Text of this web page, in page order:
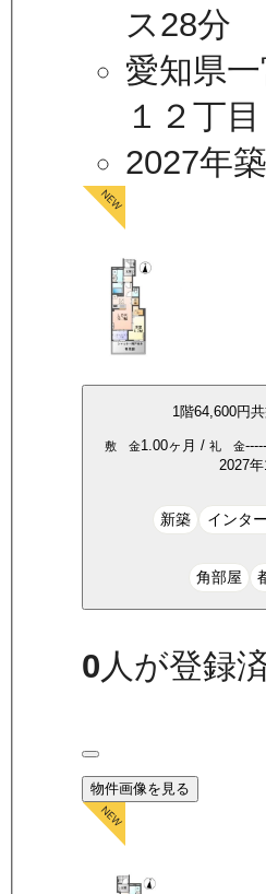
ス28分
愛知県
１２丁目
2027年築
1階64,600円
敷 金1.00ヶ月 / 礼 金-----
2027
新築 インタ
角部屋
0人が登録
物件画像を見る